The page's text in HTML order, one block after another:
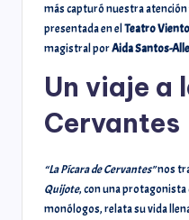
más capturó nuestra atención
presentada en elTeatro
magistral porAida Santos-
Un viaje a
Cervantes
“La Pícara de Cervantes”nos
Quijote, con una protagonista
monólogos, relata su vida